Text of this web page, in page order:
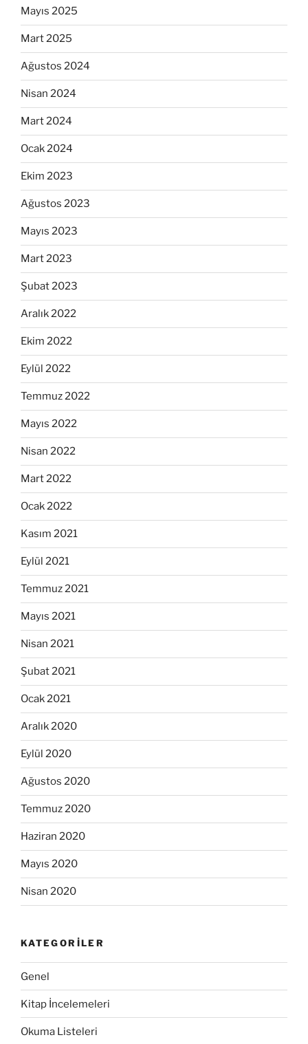
Mayıs 2025
Mart 2025
Ağustos 2024
Nisan 2024
Mart 2024
Ocak 2024
Ekim 2023
Ağustos 2023
Mayıs 2023
Mart 2023
Şubat 2023
Aralık 2022
Ekim 2022
Eylül 2022
Temmuz 2022
Mayıs 2022
Nisan 2022
Mart 2022
Ocak 2022
Kasım 2021
Eylül 2021
Temmuz 2021
Mayıs 2021
Nisan 2021
Şubat 2021
Ocak 2021
Aralık 2020
Eylül 2020
Ağustos 2020
Temmuz 2020
Haziran 2020
Mayıs 2020
Nisan 2020
KATEGORILER
Genel
Kitap İncelemeleri
Okuma Listeleri